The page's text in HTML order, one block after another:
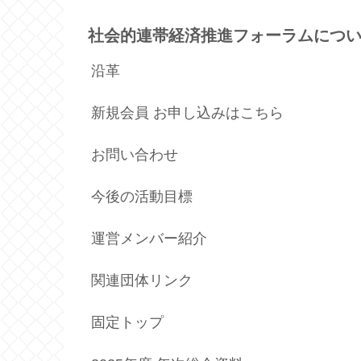
社会的連帯経済推進フォーラムにつ
沿革
新規会員 お申し込みはこちら
お問い合わせ
今後の活動目標
運営メンバー紹介
関連団体リンク
固定トップ